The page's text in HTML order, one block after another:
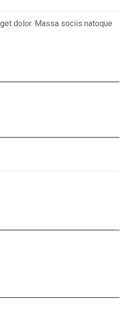
dolor. Massa sociis natoque